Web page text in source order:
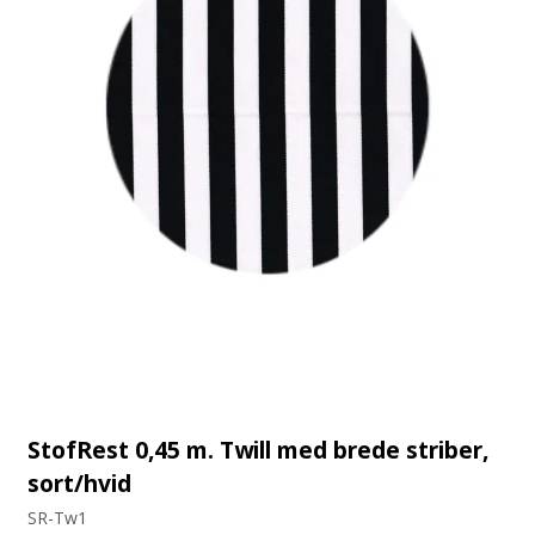
StofRest 0,45 m. Twill med brede striber,
sort/hvid
SR-Tw1